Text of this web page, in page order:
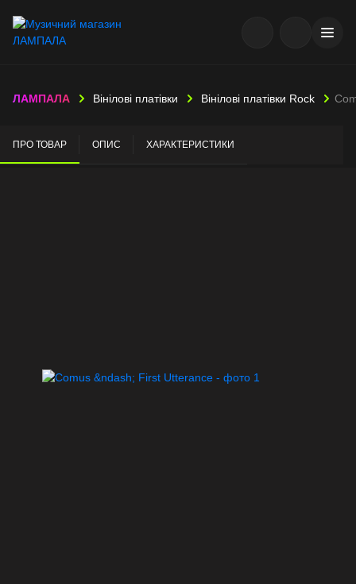
ЛАМПАЛА Вінілові платівки Вінілові платівки Rock
ПРО ТОВАР ОПИС ХАРАКТЕРИСТИКИ